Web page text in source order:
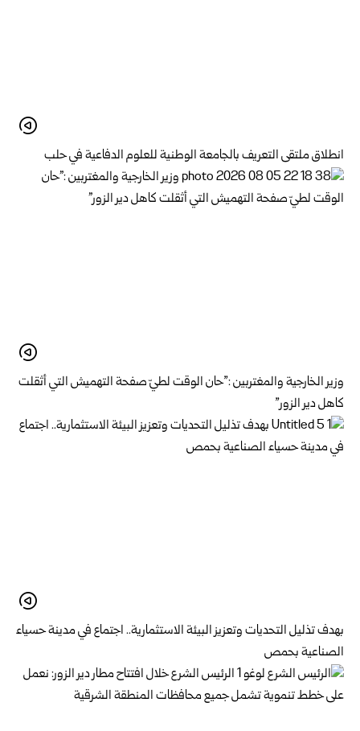
انطلاق ملتقى التعريف بالجامعة الوطنية للعلوم الدفاعية في حلب
وزير الخارجية والمغتربين :”حان الوقت لطيّ صفحة التهميش التي أثقلت
كاهل دير الزور”
بهدف تذليل التحديات وتعزيز البيئة الاستثمارية.. اجتماع في مدينة حسياء
الصناعية بحمص